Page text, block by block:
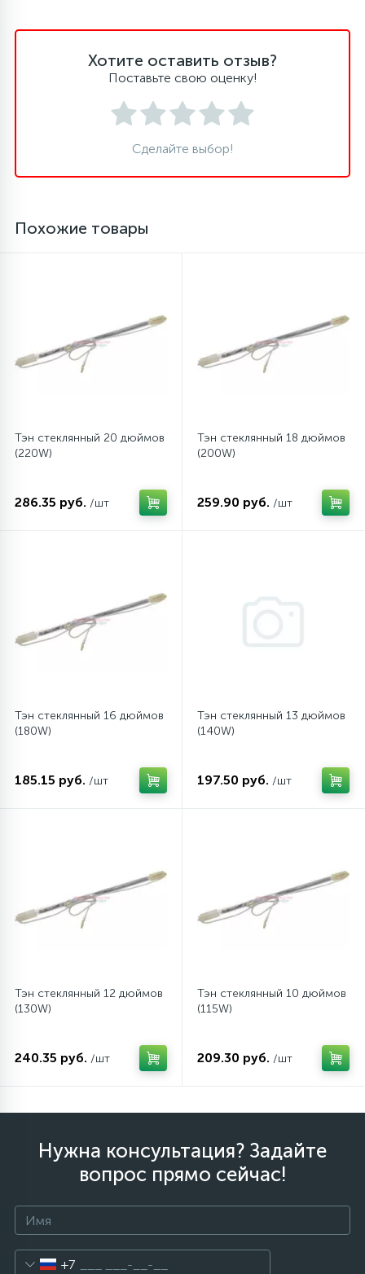
Стекла люка
Улитки помп
27
Электронные модули
Хотите оставить отзыв?
Поставьте свою оценку!
Сделайте выбор!
Похожие товары
Тэн стеклянный 20 дюймов
(220W)
286.35 руб. /шт
Тэн стеклянный 18 дюймов
(200W)
259.90 руб. /шт
Тэн стеклянный 16 дюймов
(180W)
185.15 руб. /шт
Тэн стеклянный 13 дюймов
(140W)
197.50 руб. /шт
Тэн стеклянный 12 дюймов
(130W)
240.35 руб. /шт
Тэн стеклянный 10 дюймов
(115W)
209.30 руб. /шт
Нужна консультация? Задайте
вопрос прямо сейчас!
+7